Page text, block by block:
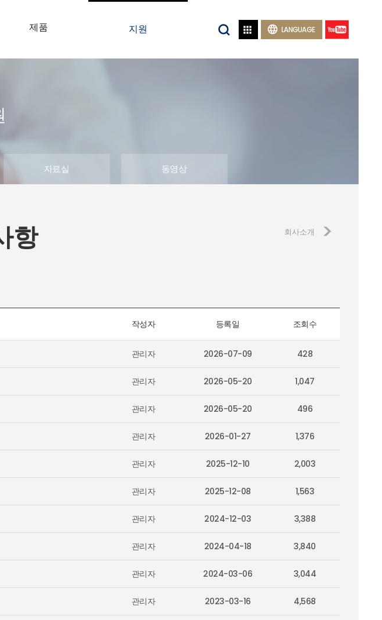
  LANGUAGE
제품 지원
자료실 동영상
항 회사소개
작성자 등록일 조회수
관리자 2026-07-09 428
관리자 2026-05-20 1,047
관리자 2026-05-20 496
관리자 2026-01-27 1,376
관리자 2025-12-10 2,003
관리자 2025-12-08 1,563
관리자 2024-12-03 3,388
관리자 2024-04-18 3,840
관리자 2024-03-06 3,044
관리자 2023-03-16 4,568